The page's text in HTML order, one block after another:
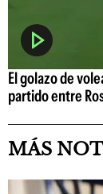
El golazo de
partido entre
MÁS